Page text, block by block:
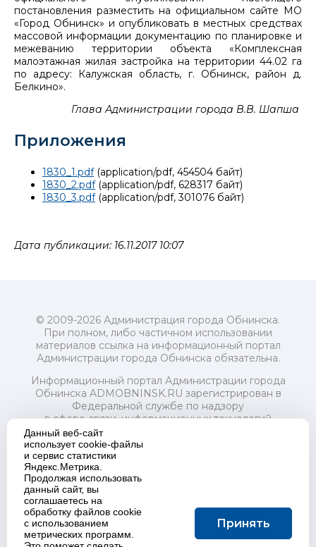
постановления разместить на официальном сайте МО
«Город Обнинск» и опубликовать в местных средствах
массовой информации документацию по планировке и
межеванию территории объекта «Комплексная
малоэтажная жилая застройка на территории 44.02 га
по адресу: Калужская область, г. Обнинск, район д.
Белкино».
Глава Администрации города В.В. Шапша
Приложения
1830_1.pdf(application/pdf, 454504 байт)
1830_2.pdf(application/pdf, 628317 байт)
1830_3.pdf(application/pdf, 301076 байт)
Дата публикации: 16.11.2017 10:07
© 2009-2026 Администрация города Обнинска.
При полном, либо частичном использовании
материалов ссылка на информационный портал
Администрации города Обнинска обязательна.
Информационный портал Администрации города
Обнинска ADMOBNINSK.RU зарегистрирован в
Федеральной службе по надзору
в сфере связи, информационных технологий
и массовых коммуникаций (Роскомнадзор) 24 июля
2018 года.
Свидетельство о регистрации Эл № ФС77-73321
Учредитель: Администрация (исполнительно-
распорядительный орган) городского округа "Город
Обнинск". Главный редактор: Байкова Е.А.
Адрес электронной почты Редакции:
redactor@admobninsk.ru
Телефон Редакции: +7 (484) 395-85-85
Данный веб-сайт
использует cookie-файлы
и сервис статистики
Яндекс.Метрика.
Продолжая использовать
данный сайт, вы
соглашаетесь на
обработку файлов cookie
с использованием
метрических программ.
Принять